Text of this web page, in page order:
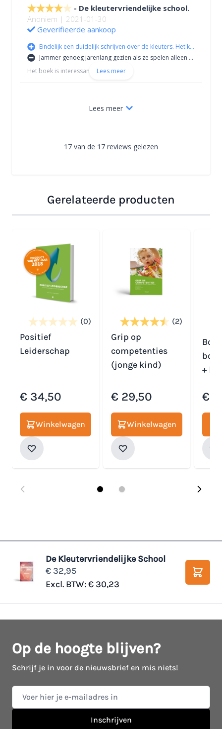
Lees meer
De kleutervriendelijke school.
Anoniem | 2021-01-30
Geverifieerde aankoop
Eindelijk een duidelijk schrijven over de kleuters. Het kleuteronderwijs is zeer belangrijk.
Jammer genoeg jarenlang gezien als ze spelen alleen maar.
Het boek is interessant.
Lees meer
17 van de 17 reviews gelezen
Gerelateerde producten
(0)
Positief
Leiderschap
€ 34,50
Winkelwagen
(2)
Grip op
competenties
(jonge kind)
€ 29,50
Winkelwagen
+
€
De Kleutervriendelijke School
€ 32,95
Excl. BTW:€ 30,23
Op de hoogte blijven?
Schrijf je in voor de nieuwsbrief en mis niets!
E-mail adres
Inschrijven